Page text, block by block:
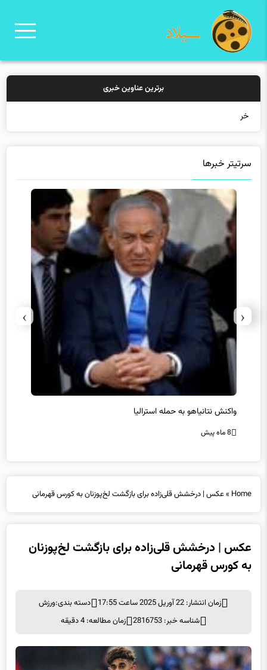
برترین عناوین خبری
خرید بیمه: سنتی
سرتیتر خبرها
واکنش نتانیاهو به حمله استرالیا
8 ماه پیش
‹
›
Home
»عکس | درخشش قلی‌زاده برای بازگشت لخ‌پوزنان به کورس قهرمانی
عکس | درخشش قلی‌زاده برای بازگشت لخ‌پوزنان
به کورس قهرمانی
زمان انتشار: 22 آوریل 2025 ساعت 17:55 دسته بندی:ورزش
شناسه خبر: 2816753
زمان مطالعه: 4 دقیقه